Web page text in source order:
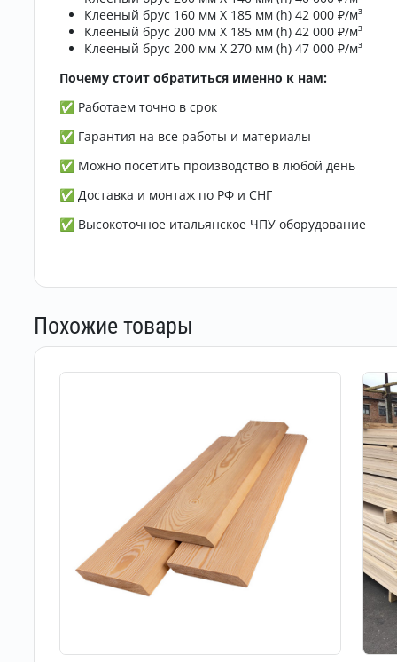
Клееный брус 160 мм Х 185 мм (h) 42 000 ₽/м³
Клееный брус 200 мм Х 185 мм (h) 42 000 ₽/м³
Клееный брус 200 мм Х 270 мм (h) 47 000 ₽/м³
Почему стоит обратиться именно к нам:
✅ Работаем точно в срок
✅ Гарантия на все работы и материалы
✅ Можно посетить производство в любой день
✅ Доставка и монтаж по РФ и СНГ
✅ Высокоточное итальянское ЧПУ оборудование
Похожие товары